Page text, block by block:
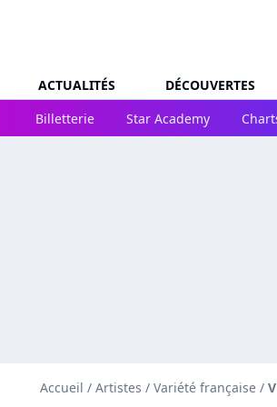
ACTUALITÉS
DÉCOUVERTES
Billetterie
Star Academy
Accueil / Artistes / Variété française /